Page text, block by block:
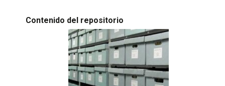
Contenido del repositorio